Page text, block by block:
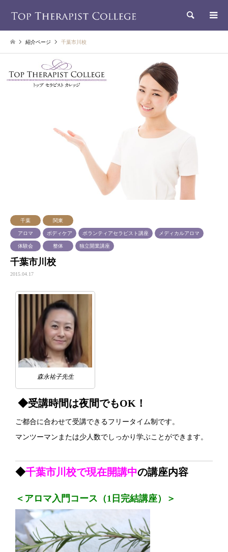
検索
紹介ページ 千葉市川校
千葉 関東
アロマ ボディケア ボランティアセラピスト講座 メディカルアロマ
体験会 整体 独立開業講座
千葉市川校
2015.04.17
森永祐子先生
◆受講時間は夜間でもOK！
ご都合に合わせて受講できるフリータイム制です。
マンツーマンまたは少人数でしっかり学ぶことができます。
◆千葉市川校で現在開講中の講座内容
＜アロマ入門コース（1日完結講座）＞